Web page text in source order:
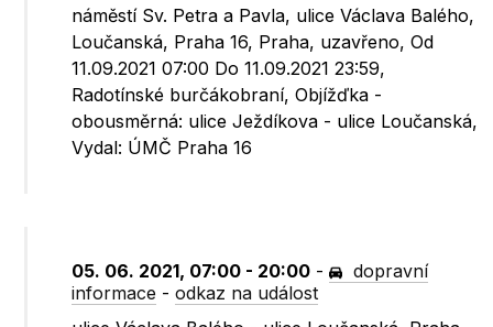
náměstí Sv. Petra a Pavla, ulice Václava Balého,
Loučanská, Praha 16, Praha, uzavřeno, Od
11.09.2021 07:00 Do 11.09.2021 23:59,
Radotínské burčákobraní, Objížďka -
obousměrná: ulice Ježdíkova - ulice Loučanská,
Vydal: ÚMČ Praha 16
05. 06. 2021, 07:00 - 20:00 -
dopravní
informace -odkaz na událost